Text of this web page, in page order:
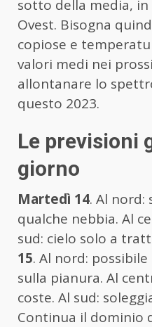
sotto della media,
Ovest. Bisogna
copiose e
valori medi nei
allontanare lo
questo 2023.
Le previsioni
giorno
Martedì 14. Al nord:
qualche nebbia. Al
sud: cielo solo a
15. Al nord:
sulla pianura. Al
coste. Al sud:
Continua il dominio